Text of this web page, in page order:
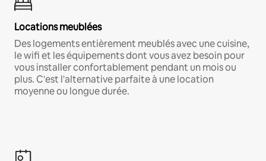
Locations meublées
Des logements entièrement meublés avec une cuisine,
le wifi et les équipements dont vous avez besoin pour
vous installer confortablement pendant un mois ou
plus. C'est l'alternative parfaite à une location
moyenne ou longue durée.